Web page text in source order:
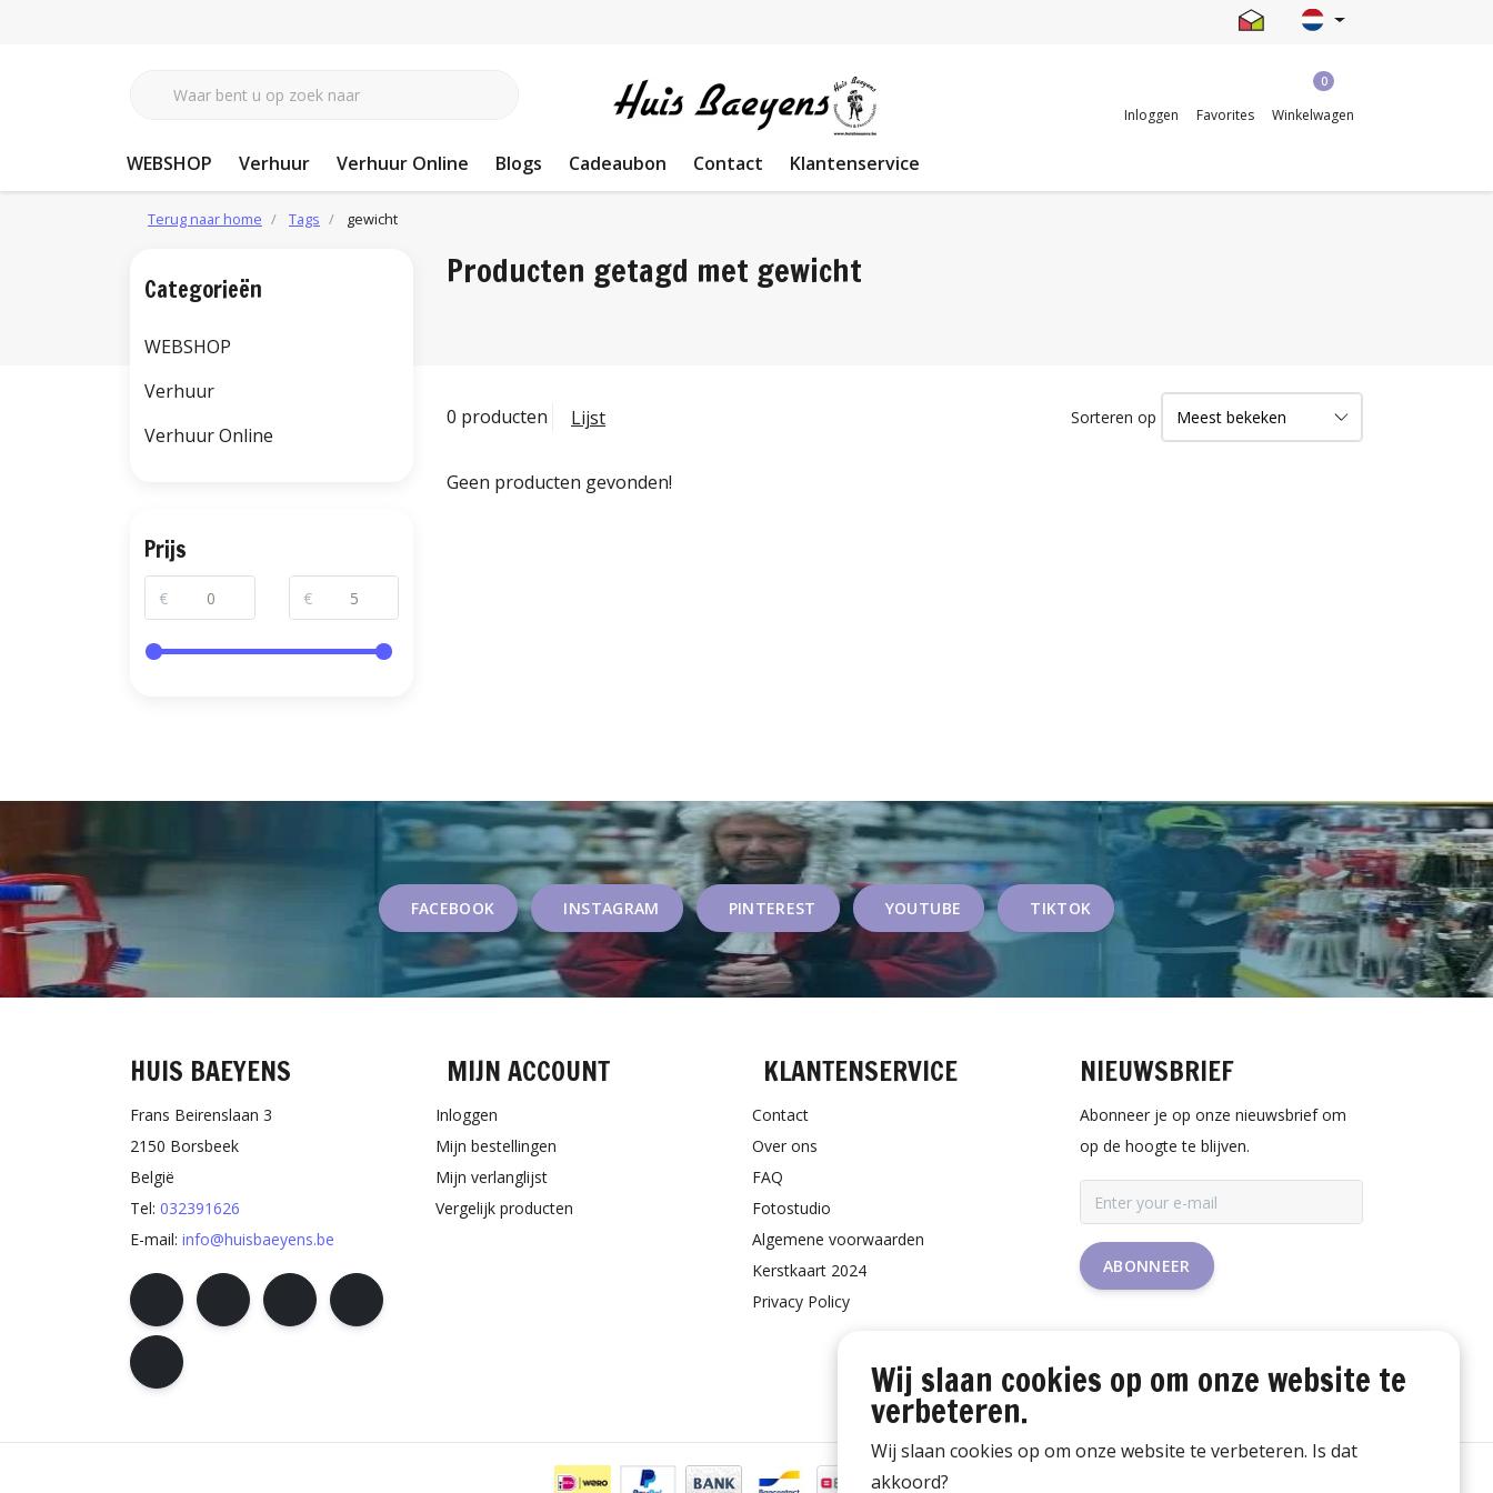
Inloggen Favorites
0
Winkelwagen
WEBSHOP Verhuur Verhuur Online Blogs Cadeaubon Contact Klantenservice
Terug naar home Tags gewicht
Producten getagd met gewicht
0 producten Lijst Sorteren op
Geen producten gevonden!
Categorieën
WEBSHOP
Verhuur
Verhuur Online
Prijs
€ €
FACEBOOK INSTAGRAM PINTEREST YOUTUBE TIKTOK
HUIS BAEYENS
Frans Beirenslaan 3
2150 Borsbeek
België
Tel: 032391626
E-mail: info@huisbaeyens.be
MIJN ACCOUNT
Inloggen
Mijn bestellingen
Mijn verlanglijst
Vergelijk producten
KLANTENSERVICE
Contact
Over ons
FAQ
Fotostudio
Algemene voorwaarden
Kerstkaart 2024
Privacy Policy
NIEUWSBRIEF
Abonneer je op onze nieuwsbrief om
op de hoogte te blijven.
ABONNEER
Wij slaan cookies op om onze website te
verbeteren.
Wij slaan cookies op om onze website te verbeteren. Is dat
akkoord?